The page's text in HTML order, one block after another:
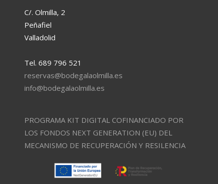
C/. Olmilla, 2
Peñafiel
Valladolid
Tel. 689 796 521
reservas@bodegalaolmilla.es
info@bodegalaolmilla.es
PROGRAMA KIT DIGITAL COFINANCIADO POR
LOS FONDOS NEXT GENERATION (EU) DEL
MECANISMO DE RECUPERACIÓN Y RESILENCIA